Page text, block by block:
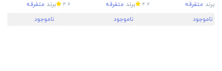
برند متفرقه 4.7
ناموجود
برند متفرقه 4.7
ناموجود
برند متفرقه
ناموجود